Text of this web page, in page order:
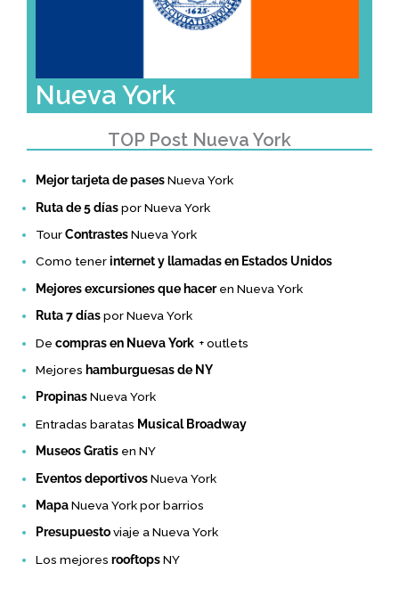
Nueva York
TOP Post Nueva York
Mejor tarjeta de pasesNueva York
Ruta de 5 díaspor Nueva York
TourContrastesNueva York
Como tenerinternet y llamadas en Estados Unidos
Mejores excursiones que haceren Nueva York
Ruta 7 díaspor Nueva York
De compras en Nueva York + outlets
Mejores hamburguesas de NY
PropinasNueva York
Entradas baratas Musical Broadway
Museos Gratis en NY
Eventos deportivosNueva York
MapaNueva York por barrios
Presupuestoviaje a Nueva York
Los mejores rooftopsNY